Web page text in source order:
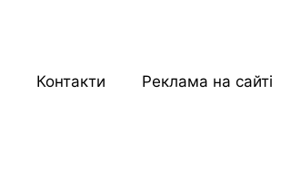
Контакти Реклама на сайті